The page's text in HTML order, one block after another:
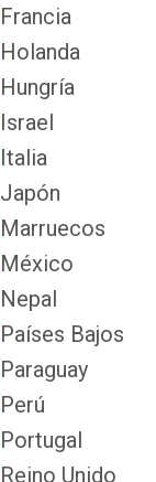
Francia
Holanda
Hungría
Israel
Italia
Japón
Marruecos
México
Nepal
Países Bajos
Paraguay
Perú
Portugal
Reino Unido